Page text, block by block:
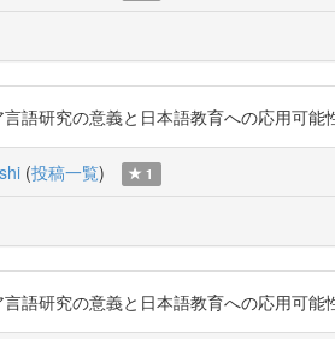
語研究の意義と日本語教育への応用可
(投稿一覧) 1
語研究の意義と日本語教育への応用可